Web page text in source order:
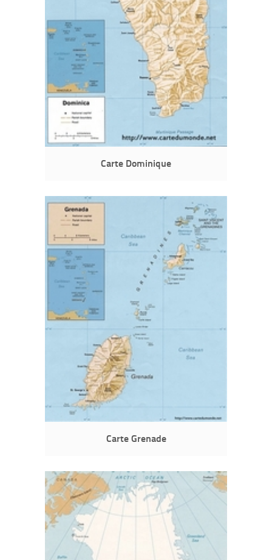
Carte Dominique
Carte Grenade